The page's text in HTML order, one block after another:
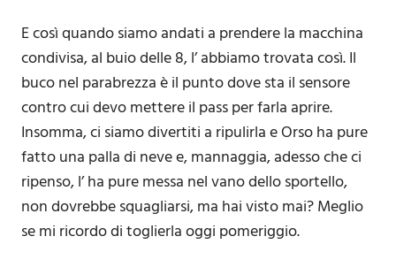
E così quando siamo andati a prendere la macchina
condivisa, al buio delle 8, l’ abbiamo trovata così. Il
buco nel parabrezza è il punto dove sta il sensore
contro cui devo mettere il pass per farla aprire.
Insomma, ci siamo divertiti a ripulirla e Orso ha pure
fatto una palla di neve e, mannaggia, adesso che ci
ripenso, l’ ha pure messa nel vano dello sportello,
non dovrebbe squagliarsi, ma hai visto mai? Meglio
se mi ricordo di toglierla oggi pomeriggio.